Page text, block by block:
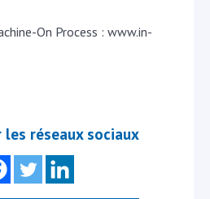
On Process : www.in-
réseaux sociaux